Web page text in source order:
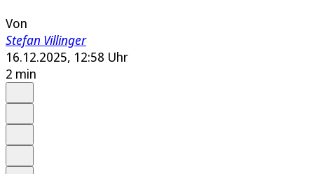
Von
Stefan Villinger
16.12.2025, 12:58 Uhr
2 min